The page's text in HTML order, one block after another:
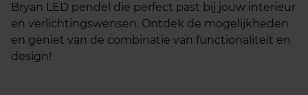
Bryan LED pendel die perfect past bij jouw interieur
en verlichtingswensen. Ontdek de mogelijkheden
en geniet van de combinatie van functionaliteit en
design!